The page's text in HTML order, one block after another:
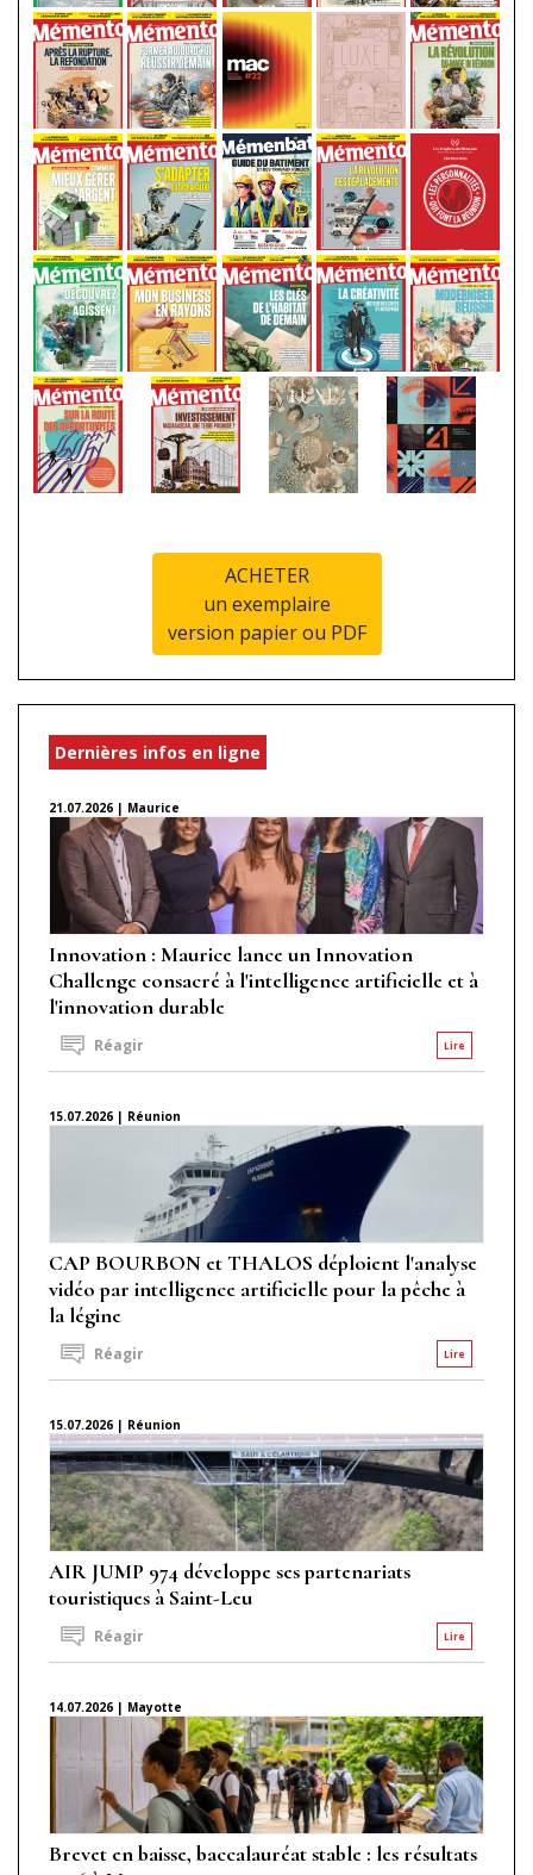
ACHETER
un exemplaire
version papier ou PDF
Dernières infos en ligne
21.07.2026 | Maurice
Innovation : Maurice lance un Innovation
Challenge consacré à l'intelligence artificielle et à
l'innovation durable
Lire
Réagir
15.07.2026 | Réunion
CAP BOURBON et THALOS déploient l'analyse
vidéo par intelligence artificielle pour la pêche à
la légine
Lire
Réagir
15.07.2026 | Réunion
AIR JUMP 974 développe ses partenariats
touristiques à Saint-Leu
Lire
Réagir
14.07.2026 | Mayotte
Brevet en baisse, baccalauréat stable : les résultats